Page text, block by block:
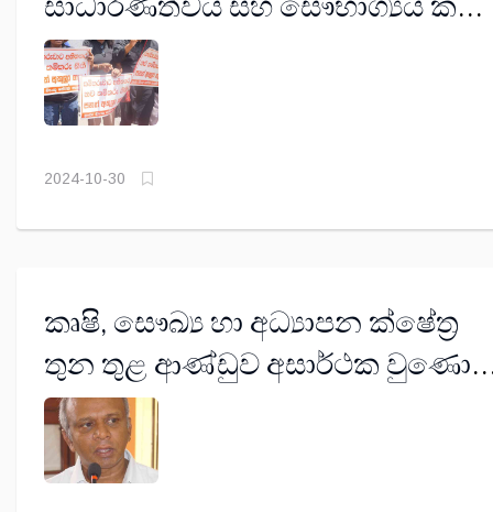
(දෙවන කොටස)
2024-10-30
කෘෂි, සෞඛ්‍ය හා අධ්‍යාපන ක්ෂේත්‍ර
තුන තුළ ආණ්ඩුව අසාර්ථක වුණොත්
රාජ්‍ය අසාර්ථක වෙනවා – සමාජ හා
දේශපාලන විශ්ලේෂක හරීන්ද්‍ර බී.
දසනායක